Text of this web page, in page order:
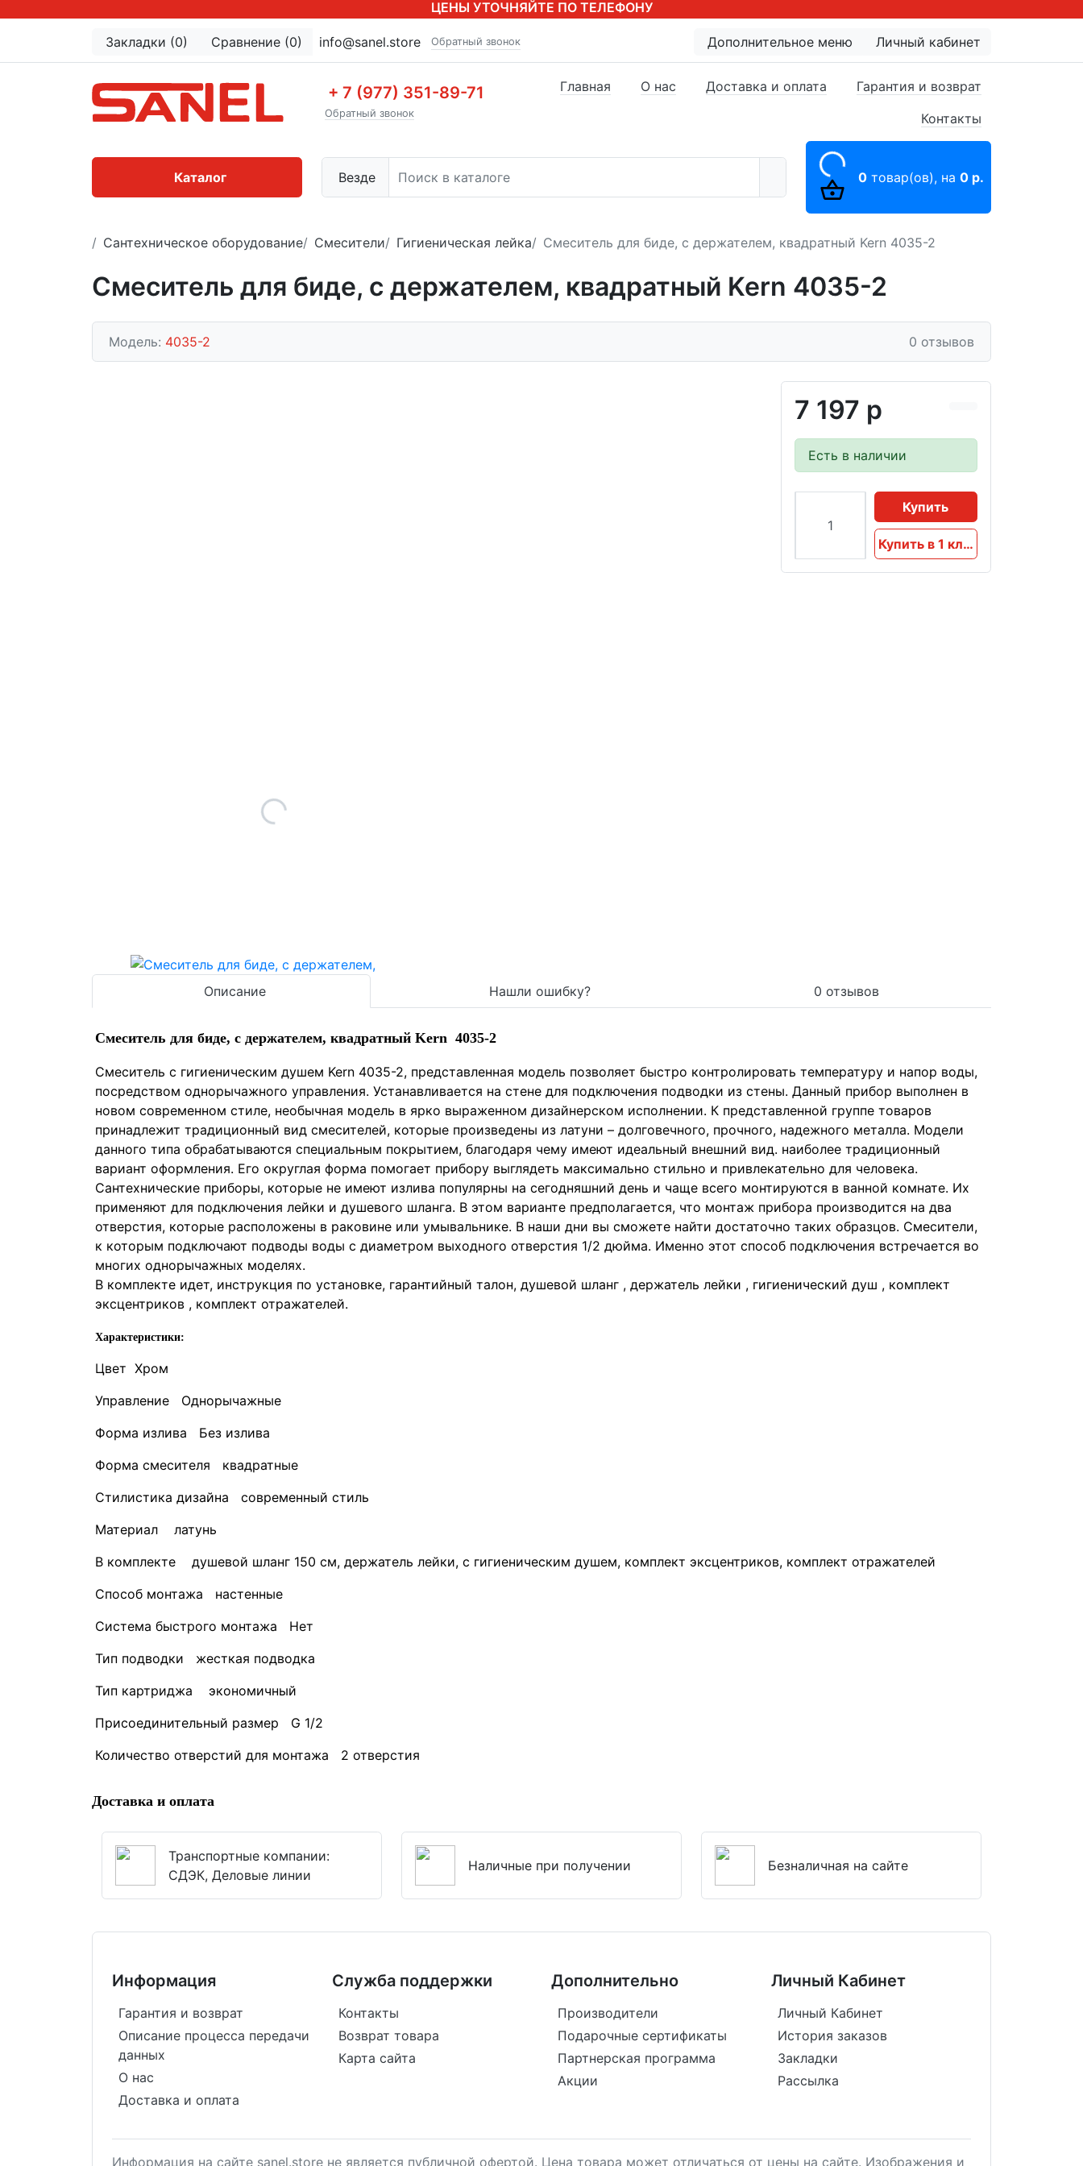
ЦЕНЫ УТОЧНЯЙТЕ ПО ТЕЛЕФОНУ
Закладки (0) Сравнение (0) info@sanel.store Обратный звонок Дополнительное меню Личный кабинет
+ 7 (977) 351-89-71
Обратный звонок
Везде
Главная О нас Доставка и оплата
Гарантия и возврат
Контакты
0 товар(ов), на 0 р.
Каталог
Сантехническое оборудование Смесители Гигиеническая лейка Смеситель для биде, с держателем, квадратный Kern 4035-2
Смеситель для биде, с держателем, квадратный Kern 4035-2
Модель: 4035-2 0 отзывов
7 197 р
Есть в наличии
Купить
Купить в 1 клик
Описание Нашли ошибку? 0 отзывов
Смеситель для биде, с держателем, квадратный Kern 4035-2
Смеситель с гигиеническим душем Kern 4035-2, представленная модель позволяет быстро контролировать температуру и напор воды,
посредством однорычажного управления. Устанавливается на стене для подключения подводки из стены. Данный прибор выполнен в
новом современном стиле, необычная модель в ярко выраженном дизайнерском исполнении. К представленной группе товаров
принадлежит традиционный вид смесителей, которые произведены из латуни – долговечного, прочного, надежного металла. Модели
данного типа обрабатываются специальным покрытием, благодаря чему имеют идеальный внешний вид. наиболее традиционный
вариант оформления. Его округлая форма помогает прибору выглядеть максимально стильно и привлекательно для человека.
Сантехнические приборы, которые не имеют излива популярны на сегодняшний день и чаще всего монтируются в ванной комнате. Их
применяют для подключения лейки и душевого шланга. В этом варианте предполагается, что монтаж прибора производится на два
отверстия, которые расположены в раковине или умывальнике. В наши дни вы сможете найти достаточно таких образцов. Смесители,
к которым подключают подводы воды с диаметром выходного отверстия 1/2 дюйма. Именно этот способ подключения встречается во
многих однорычажных моделях.
В комплекте идет, инструкция по установке, гарантийный талон, душевой шланг , держатель лейки , гигиенический душ , комплект
эксцентриков , комплект отражателей.
Характеристики:
Цвет Хром
Управление Однорычажные
Форма излива Без излива
Форма смесителя квадратные
Стилистика дизайна современный стиль
Материал латунь
В комплекте душевой шланг 150 см, держатель лейки, с гигиеническим душем, комплект эксцентриков, комплект отражателей
Способ монтажа настенные
Система быстрого монтажа Нет
Тип подводки жесткая подводка
Тип картриджа экономичный
Присоединительный размер G 1/2
Количество отверстий для монтажа 2 отверстия
Доставка и оплата
Транспортные компании:
СДЭК, Деловые линии
Наличные при получении Безналичная на сайте
Информация
Гарантия и возврат
Описание процесса передачи
данных
О нас
Доставка и оплата
Служба поддержки
Контакты
Возврат товара
Карта сайта
Дополнительно
Производители
Подарочные сертификаты
Партнерская программа
Акции
Личный Кабинет
Личный Кабинет
История заказов
Закладки
Рассылка
Информация на сайте sanel.store не является публичной офертой. Цена товара может отличаться от цены на сайте. Изображения и